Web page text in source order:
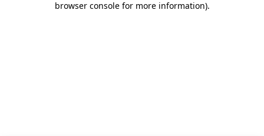
browser console for more information).